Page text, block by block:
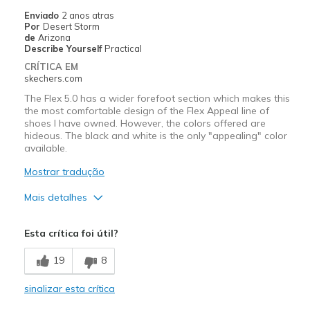
Travel
Width
Feels true to width
Sizing
View On Shoes
Enviado 2 anos atras
Por Desert Storm
de Arizona
Describe Yourself Practical
CRÍTICA EM
skechers.com
The Flex 5.0 has a wider forefoot section which makes this
the most comfortable design of the Flex Appeal line of
shoes I have owned. However, the colors offered are
hideous. The black and white is the only "appealing" color
available.
Mostrar tradução
Mais detalhes
Width
Feels true to width
Sizing
Feels true to size
Esta crítica foi útil?
19 8
sinalizar esta crítica